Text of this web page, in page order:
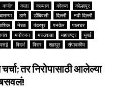
कर्जत कला कल्याण कोकण
कोल्हापूर
ठाणे डोंबिवली दिल्ली
नवी दिल्ली
नेरळ पंढरपूर पनवेल
पालघर
मनोरंजन मराठवाडा महाराष्ट्र
मुंबई
वसई विदर्भ विरार शहापूर
संपादकीय
तर निरोपासाठी आलेल्या
बसवलं!